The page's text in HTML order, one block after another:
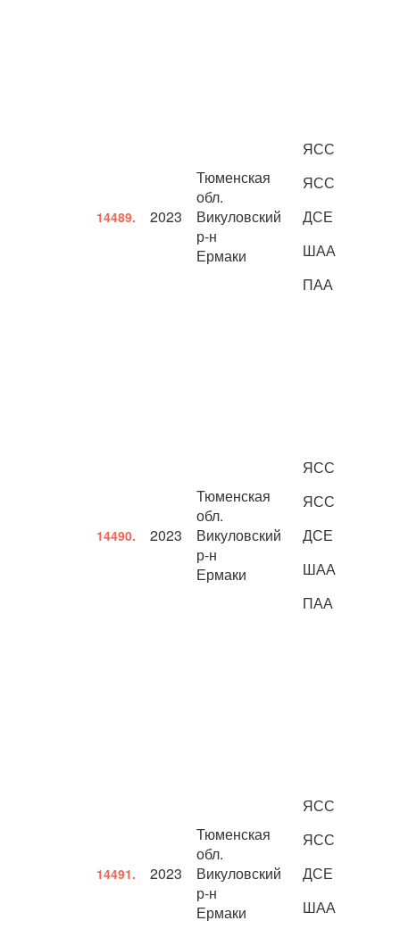
14489. 2023
Тюменская
обл.
Викуловский
р-н
Ермаки
ЯСС
ЯСС
ДСЕ
ШАА
ПАА
14490. 2023
Тюменская
обл.
Викуловский
р-н
Ермаки
ЯСС
ЯСС
ДСЕ
ШАА
ПАА
14491. 2023
Тюменская
обл.
Викуловский
р-н
Ермаки
ЯСС
ЯСС
ДСЕ
ШАА